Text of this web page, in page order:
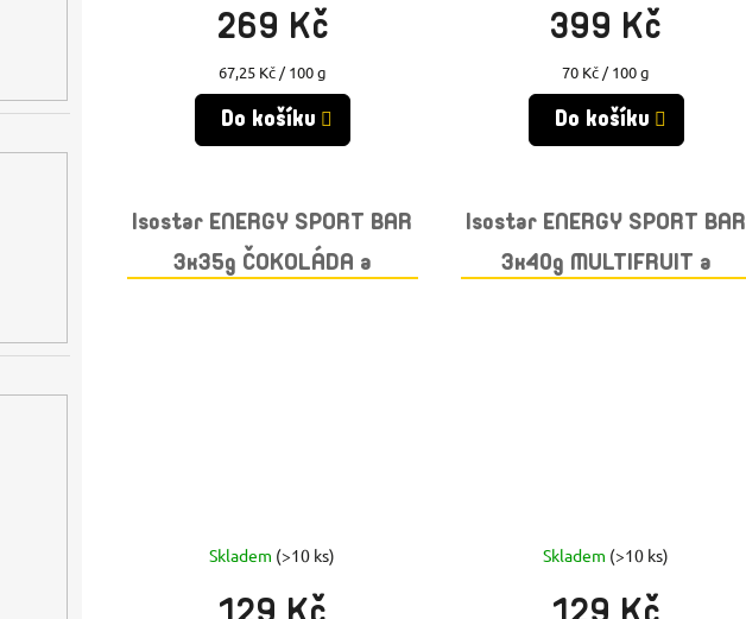
269 Kč
Měrná
cena:
67,25 Kč / 100 g
Do košíku
399 Kč
Měrná
cena:
70 Kč / 100 g
Do košíku
Isostar ENERGY SPORT BAR
3x35g ČOKOLÁDA a
Skladem (>10 ks)
Isostar ENERGY SPORT BAR
3x40g MULTIFRUIT a
Skladem (>10 ks)